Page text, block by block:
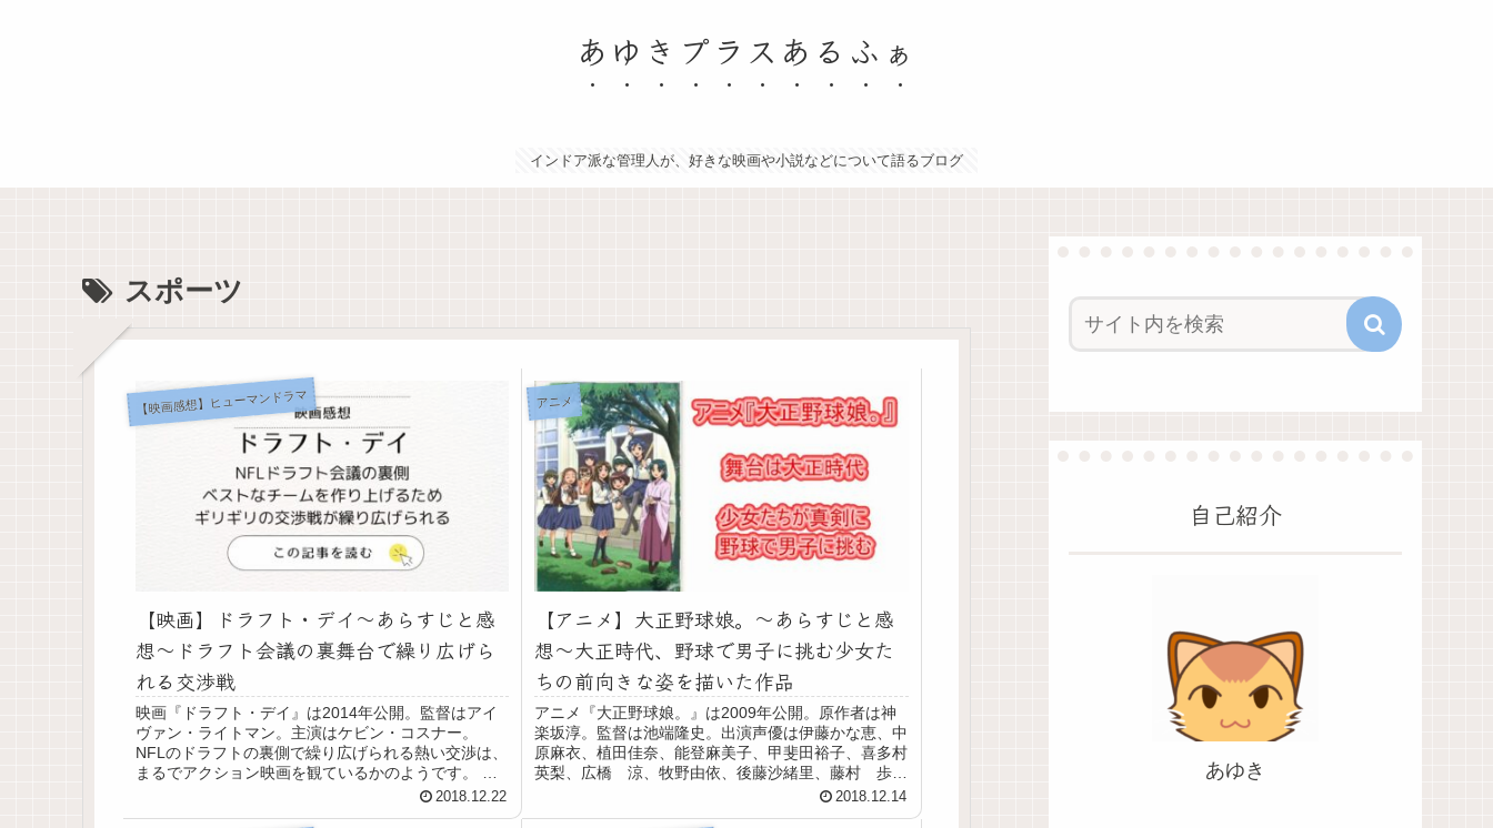
あゆきプラスあるふぁ
インドア派な管理人が、好きな映画や小説などについて語るブログ
スポーツ
【映画感想】ヒューマンドラマ
【映画】ドラフト・デイ～あらすじと感
想～ドラフト会議の裏舞台で繰り広げら
れる交渉戦
映画『ドラフト・デイ』は2014年公開。監督はアイ
ヴァン・ライトマン。主演はケビン・コスナー。
NFLのドラフトの裏側で繰り広げられる熱い交渉は、
まるでアクション映画を観ているかのようです。 映
画『ドラフト・デイ』あらすじ 今日は年に一度の...
2018.12.22
アニメ
【アニメ】大正野球娘。～あらすじと感
想～大正時代、野球で男子に挑む少女た
ちの前向きな姿を描いた作品
アニメ『大正野球娘。』は2009年公開。原作者は神
楽坂淳。監督は池端隆史。出演声優は伊藤かな恵、中
原麻衣、植田佳奈、能登麻美子、甲斐田裕子、喜多村
英梨、広橋 涼、牧野由依、後藤沙緒里、藤村 歩、
新井里美。 女子が野球をするというだけのことが...
2018.12.14
自己紹介
あゆき